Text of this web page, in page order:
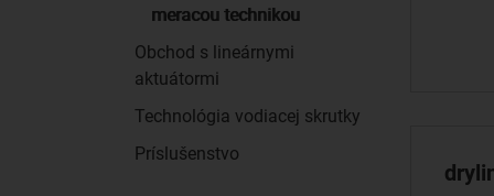
meracou technikou
Obchod s lineárnymi
aktuátormi
Technológia vodiacej skrutky
Príslušenstvo